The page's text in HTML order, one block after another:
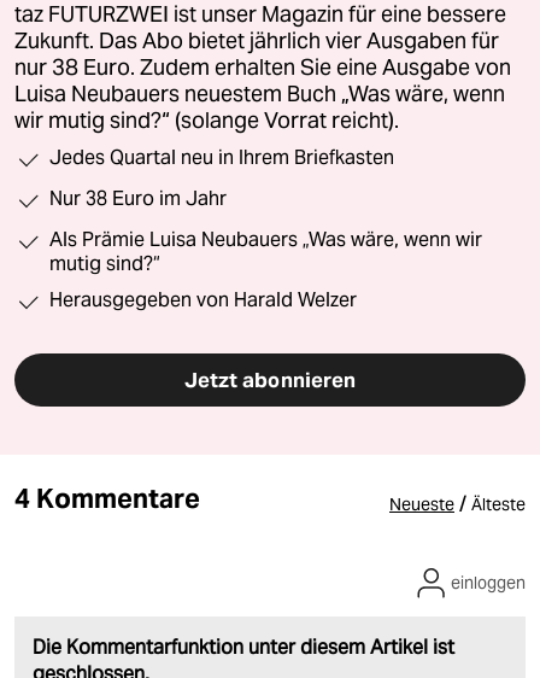
taz FUTURZWEI ist unser Magazin für eine bessere
Zukunft. Das Abo bietet jährlich vier Ausgaben für
nur 38 Euro. Zudem erhalten Sie eine Ausgabe von
Luisa Neubauers neuestem Buch „Was wäre, wenn
wir mutig sind?“ (solange Vorrat reicht).
Jedes Quartal neu in Ihrem Briefkasten
Nur 38 Euro im Jahr
Als Prämie Luisa Neubauers „Was wäre, wenn wir
mutig sind?“
Herausgegeben von Harald Welzer
Jetzt abonnieren
4 Kommentare Neueste / Älteste
Die Kommentarfunktion unter diesem Artikel ist
einloggen